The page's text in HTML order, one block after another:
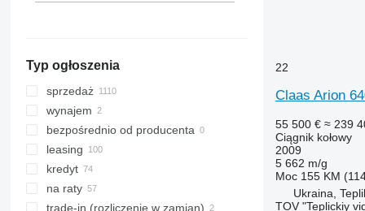
7930
8230
8270 R
pokaż wszystkie
Typ ogłoszenia
sprzedaż
wynajem
bezpośrednio od producenta
leasing
kredyt
na raty
trade-in (rozliczenie w zamian)
22
Claas Arion
55 500 € ≈ 239
Ciągnik kołowy
2009
5 662 m/g
Moc 155 KM
Ukraina,
TOV "Teplickiy